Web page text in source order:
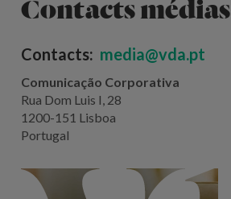
Contacts: media@vda.pt
Comunicação Corporativa
Rua Dom Luis I, 28
1200-151 Lisboa
Portugal